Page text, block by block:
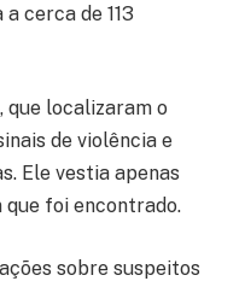
cerca de 113
que localizaram o
de violência e
Ele vestia apenas
que foi encontrado.
sobre suspeitos